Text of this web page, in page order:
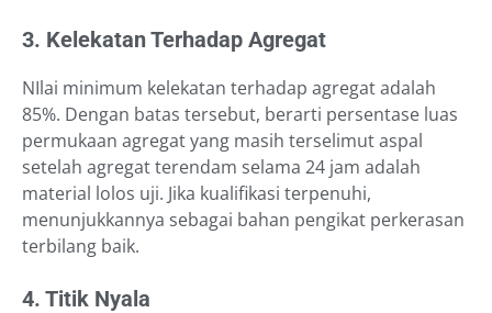
3. Kelekatan Terhadap Agregat
NIlai minimum kelekatan terhadap agregat adalah
85%. Dengan batas tersebut, berarti persentase luas
permukaan agregat yang masih terselimut aspal
setelah agregat terendam selama 24 jam adalah
material lolos uji. Jika kualifikasi terpenuhi,
menunjukkannya sebagai bahan pengikat perkerasan
terbilang baik.
4. Titik Nyala